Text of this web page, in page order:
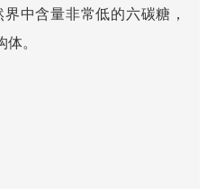
中含量非常低的六碳糖，
。